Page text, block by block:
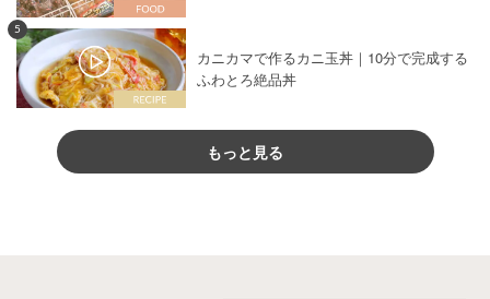
5
カニカマで作るカニ玉丼｜10分で完成する
ふわとろ絶品丼
もっと見る